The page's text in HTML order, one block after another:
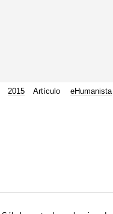
2015 Artículo eHumanista